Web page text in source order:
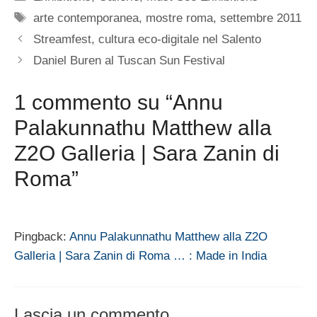
Tag
arte contemporanea, mostre roma,settembre 2011
Streamfest, cultura eco-digitale nel Salento
Daniel Buren al Tuscan Sun Festival
1 commento su “Annu
Palakunnathu Matthew alla
Z2O Galleria | Sara Zanin di
Roma”
Pingback: Annu Palakunnathu Matthew alla Z2O
Galleria | Sara Zanin di Roma … : Made in India